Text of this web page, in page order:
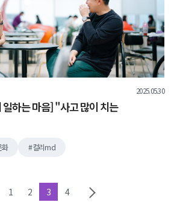
2025.05.30
하는 마음] "사고 많이 치는
화 컬리md
1 2 3 4